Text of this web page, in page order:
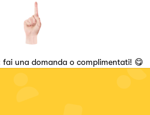
una domanda o complimentati! 😋